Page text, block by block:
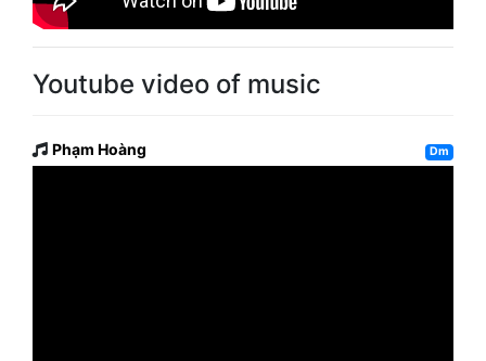
Youtube video of music
Phạm Hoàng Dm